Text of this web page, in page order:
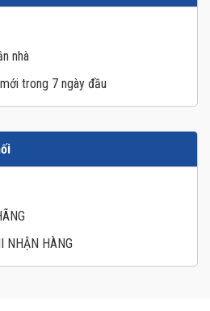
nhà
trong 7 ngày đầu
NHẬN HÀNG